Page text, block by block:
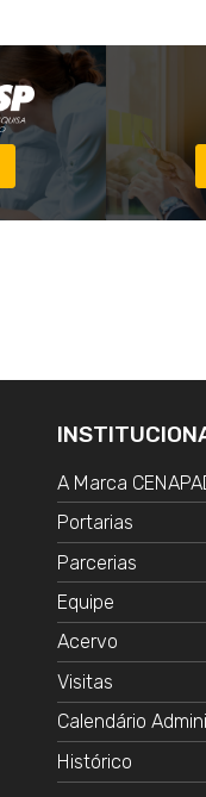
A Marca
Portarias
Parcerias
Equipe
Acervo
Visitas
Calendário
Histórico